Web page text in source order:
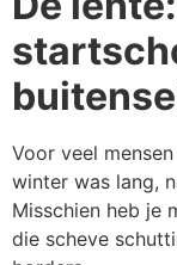
Voor veel
winter was lang,
Misschien heb je
die scheve